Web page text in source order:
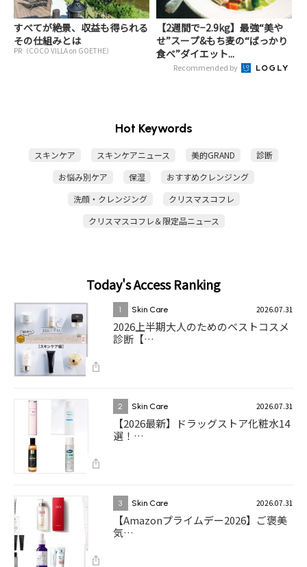
すべてが絶景、収益も得られる
その仕組みとは
PR（COCO VILLA on GOETHE）
【2週間で−2.9kg】最強“美や
せ”スープ&もち麦の“ばっかり
食べ”ダイエット...
Recommended by
Hot Keywords
スキンケア スキンケアニュース 美的GRAND
診断
お悩み別ケア
保湿
おすすめクレンジング
洗顔・クレンジング
クリスマスコフレ
クリスマスコフレ＆限定品ニュース
Today's Access Ranking
1 Skin Care 2026.07.31
2026上半期大人のためのベストコスメ
診断【…
2 Skin Care 2026.07.31
【2026最新】ドラッグストア化粧水14
選！…
3 Skin Care 2026.07.31
【Amazonプライムデー2026】ご褒美
気…